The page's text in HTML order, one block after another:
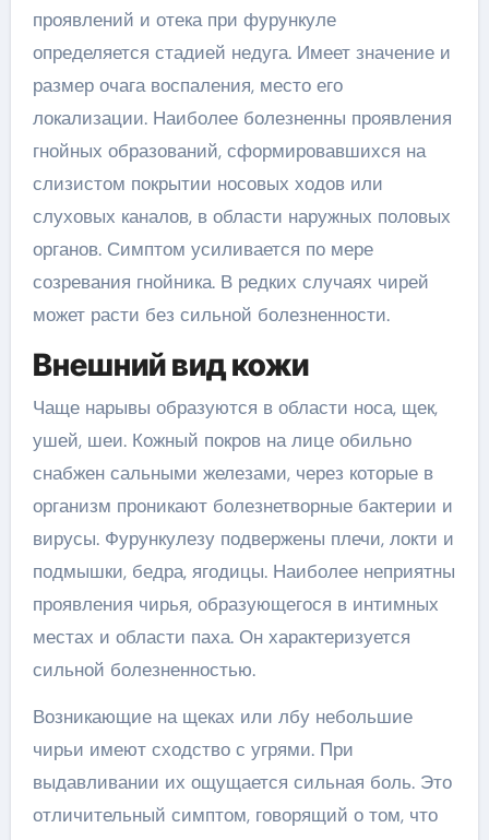
проявлений и отека при фурункуле
определяется стадией недуга. Имеет значение и
размер очага воспаления, место его
локализации. Наиболее болезненны проявления
гнойных образований, сформировавшихся на
слизистом покрытии носовых ходов или
слуховых каналов, в области наружных половых
органов. Симптом усиливается по мере
созревания гнойника. В редких случаях чирей
может расти без сильной болезненности.
Внешний вид кожи
Чаще нарывы образуются в области носа, щек,
ушей, шеи. Кожный покров на лице обильно
снабжен сальными железами, через которые в
организм проникают болезнетворные бактерии и
вирусы. Фурункулезу подвержены плечи, локти и
подмышки, бедра, ягодицы. Наиболее неприятны
проявления чирья, образующегося в интимных
местах и области паха. Он характеризуется
сильной болезненностью.
Возникающие на щеках или лбу небольшие
чирьи имеют сходство с угрями. При
выдавливании их ощущается сильная боль. Это
отличительный симптом, говорящий о том, что